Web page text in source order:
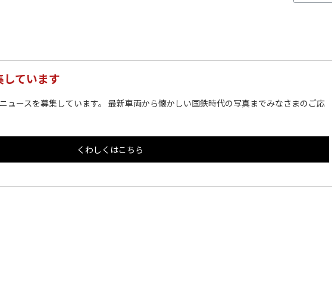
ています
ュースを募集しています。 最新車両から懐かしい国鉄時代の写真までみなさまのご応
くわしくはこちら